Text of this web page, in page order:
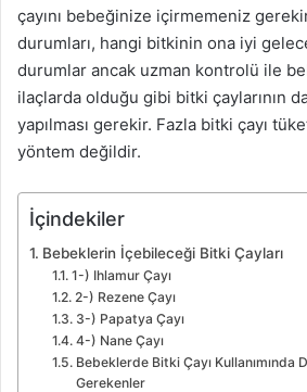
çayını bebeğinize içirmemeniz
durumları, hangi bitkinin ona iyi
durumlar ancak uzman kontrolü ile
ilaçlarda olduğu gibi bitki çaylarının
yapılması gerekir. Fazla bitki çayı
yöntem değildir.
İçindekiler
Bebeklerin İçebileceği Bitki Çayları
1-) Ihlamur Çayı
2-) Rezene Çayı
3-) Papatya Çayı
4-) Nane Çayı
Bebeklerde Bitki Çayı Kullanımında
Gerekenler